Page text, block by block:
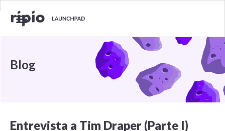
Blog
Entrevista a Tim Draper (Parte I)